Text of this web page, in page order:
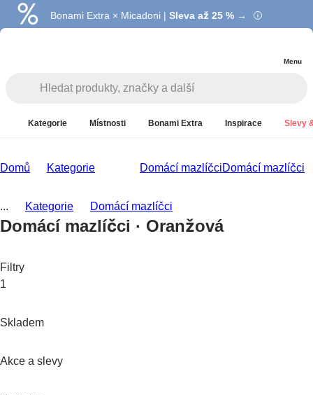
Bonami Extra × Micadoni | Sleva až 25 % →
Summer Sale | Ušetřete až 40 % →
Menu
Kategorie Místnosti Bonami Extra Inspirace Slevy
Domů Kategorie Domácí mazlíčciDomácí mazlíčci
... Kategorie Domácí mazlíčci
Domácí mazlíčci · Oranžová
Filtry
1
Skladem
Akce a slevy